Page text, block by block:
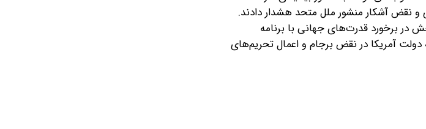
و نقض آشکار منشور ملل متحد هشدار دادند.
در برخورد قدرت‌های جهانی با برنامه
دولت آمریکا در نقض برجام و اعمال تحریم‌های